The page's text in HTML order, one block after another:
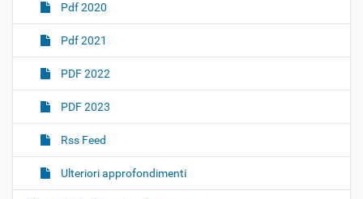
Pdf 2020
Pdf 2021
PDF 2022
PDF 2023
Rss Feed
Ulteriori approfondimenti